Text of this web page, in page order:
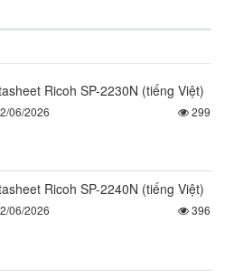
Ricoh SP-2230N (tiếng Việt)
06/2026 299
Ricoh SP-2240N (tiếng Việt)
06/2026 396